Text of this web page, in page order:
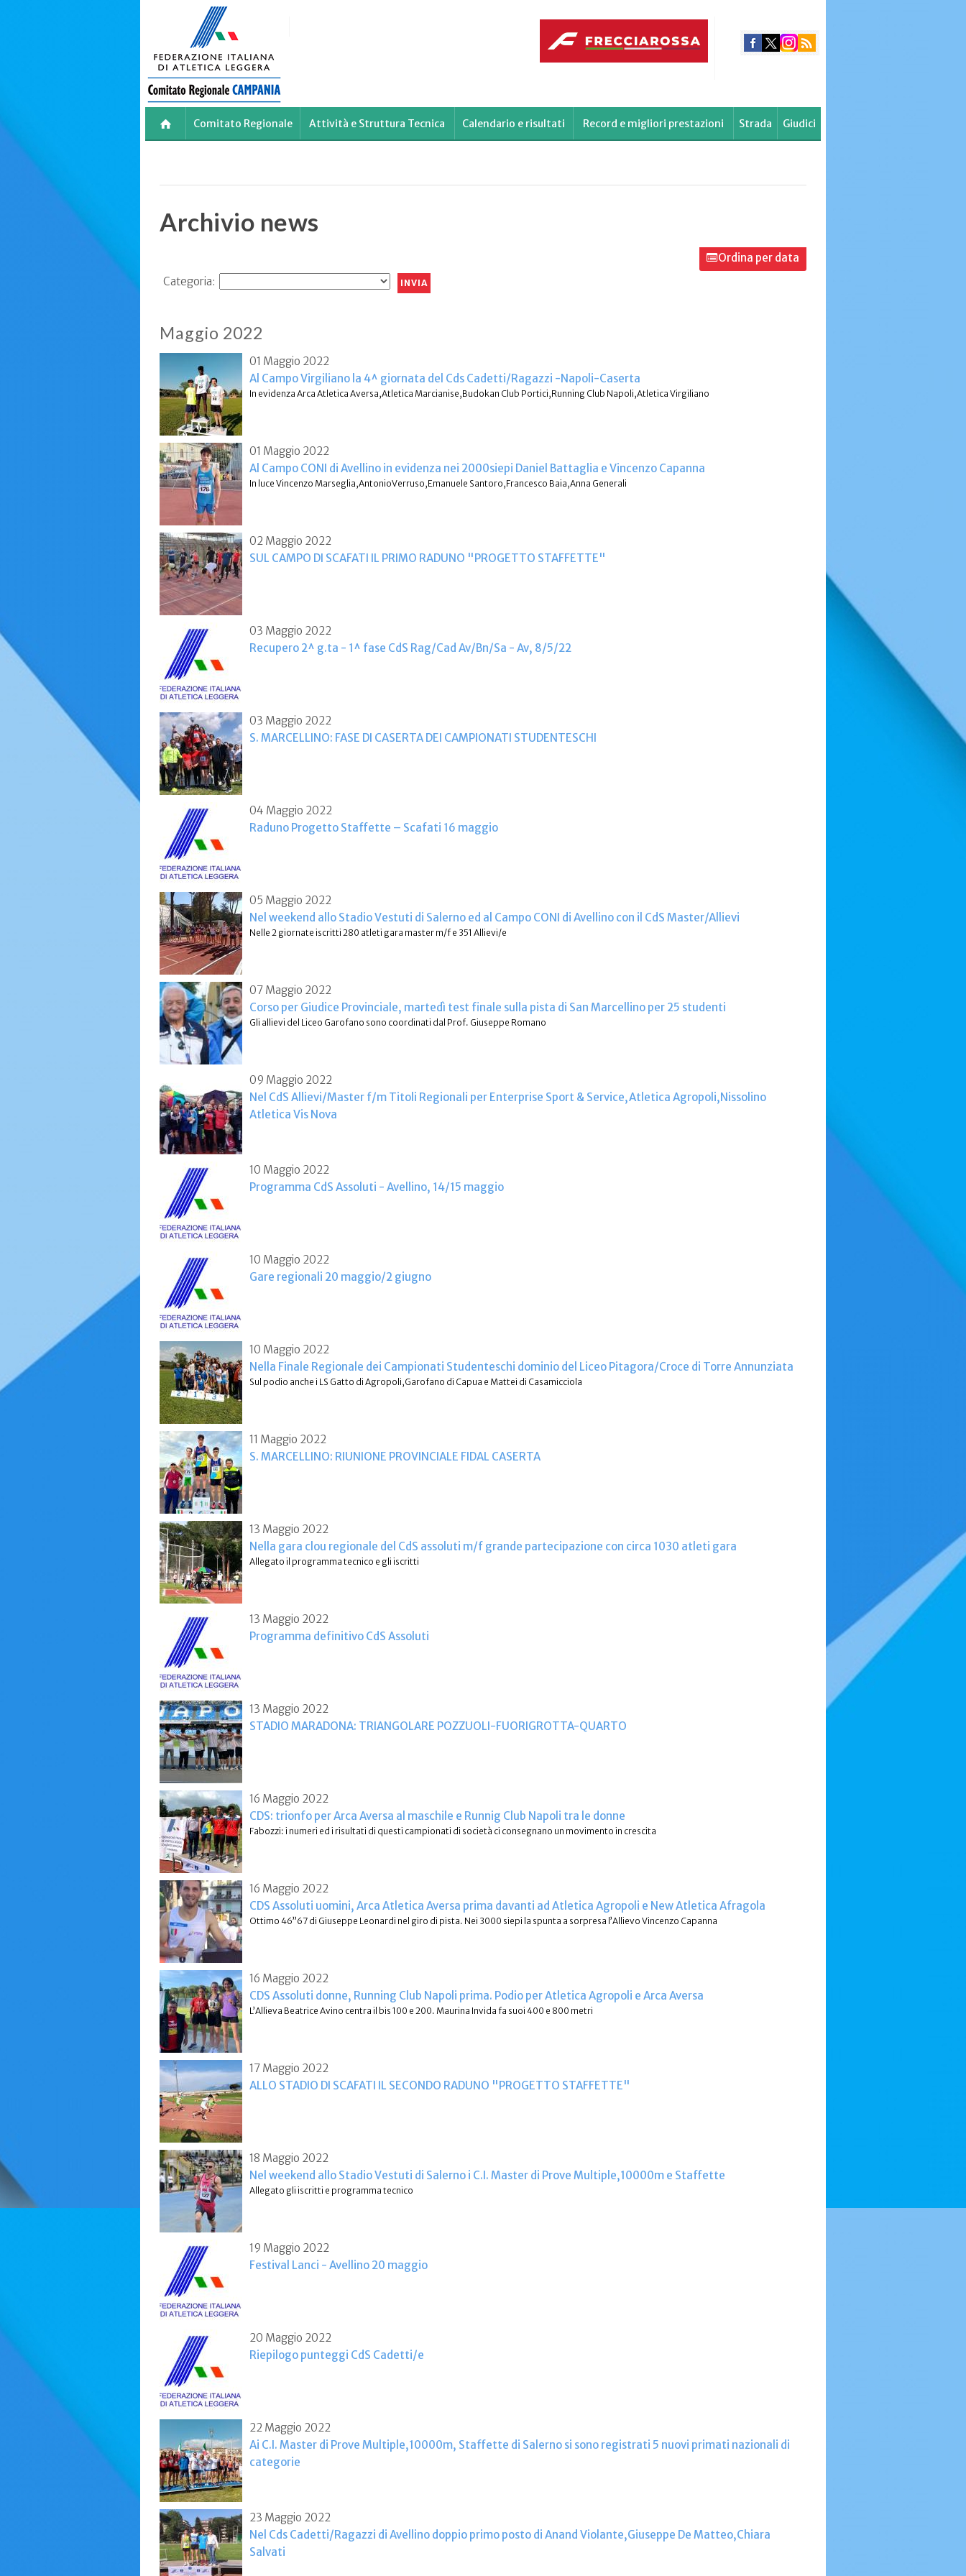
Comitato Regionale Attività e Struttura Tecnica Calendario e risultati Record e migliori prestazioni Strada Giudici
Archivio news
Ordina per data
Categoria:
Maggio 2022
01 Maggio 2022
Al Campo Virgiliano la 4^ giornata del Cds Cadetti/Ragazzi -Napoli-Caserta
In evidenza Arca Atletica Aversa,Atletica Marcianise,Budokan Club Portici,Running Club Napoli,Atletica Virgiliano
01 Maggio 2022
Al Campo CONI di Avellino in evidenza nei 2000siepi Daniel Battaglia e Vincenzo Capanna
In luce Vincenzo Marseglia,AntonioVerruso,Emanuele Santoro,Francesco Baia,Anna Generali
02 Maggio 2022
SUL CAMPO DI SCAFATI IL PRIMO RADUNO "PROGETTO STAFFETTE"
03 Maggio 2022
Recupero 2^ g.ta - 1^ fase CdS Rag/Cad Av/Bn/Sa - Av, 8/5/22
03 Maggio 2022
S. MARCELLINO: FASE DI CASERTA DEI CAMPIONATI STUDENTESCHI
04 Maggio 2022
Raduno Progetto Staffette – Scafati 16 maggio
05 Maggio 2022
Nel weekend allo Stadio Vestuti di Salerno ed al Campo CONI di Avellino con il CdS Master/Allievi
Nelle 2 giornate iscritti 280 atleti gara master m/f e 351 Allievi/e
07 Maggio 2022
Corso per Giudice Provinciale, martedì test finale sulla pista di San Marcellino per 25 studenti
Gli allievi del Liceo Garofano sono coordinati dal Prof. Giuseppe Romano
09 Maggio 2022
Nel CdS Allievi/Master f/m Titoli Regionali per Enterprise Sport & Service,Atletica Agropoli,Nissolino
Atletica Vis Nova
10 Maggio 2022
Programma CdS Assoluti - Avellino, 14/15 maggio
10 Maggio 2022
Gare regionali 20 maggio/2 giugno
10 Maggio 2022
Nella Finale Regionale dei Campionati Studenteschi dominio del Liceo Pitagora/Croce di Torre Annunziata
Sul podio anche i LS Gatto di Agropoli,Garofano di Capua e Mattei di Casamicciola
11 Maggio 2022
S. MARCELLINO: RIUNIONE PROVINCIALE FIDAL CASERTA
13 Maggio 2022
Nella gara clou regionale del CdS assoluti m/f grande partecipazione con circa 1030 atleti gara
Allegato il programma tecnico e gli iscritti
13 Maggio 2022
Programma definitivo CdS Assoluti
13 Maggio 2022
STADIO MARADONA: TRIANGOLARE POZZUOLI-FUORIGROTTA-QUARTO
16 Maggio 2022
CDS: trionfo per Arca Aversa al maschile e Runnig Club Napoli tra le donne
Fabozzi: i numeri ed i risultati di questi campionati di società ci consegnano un movimento in crescita
16 Maggio 2022
CDS Assoluti uomini, Arca Atletica Aversa prima davanti ad Atletica Agropoli e New Atletica Afragola
Ottimo 46”67 di Giuseppe Leonardi nel giro di pista. Nei 3000 siepi la spunta a sorpresa l’Allievo Vincenzo Capanna
16 Maggio 2022
CDS Assoluti donne, Running Club Napoli prima. Podio per Atletica Agropoli e Arca Aversa
L’Allieva Beatrice Avino centra il bis 100 e 200. Maurina Invida fa suoi 400 e 800 metri
17 Maggio 2022
ALLO STADIO DI SCAFATI IL SECONDO RADUNO "PROGETTO STAFFETTE"
18 Maggio 2022
Nel weekend allo Stadio Vestuti di Salerno i C.I. Master di Prove Multiple,10000m e Staffette
Allegato gli iscritti e programma tecnico
19 Maggio 2022
Festival Lanci - Avellino 20 maggio
20 Maggio 2022
Riepilogo punteggi CdS Cadetti/e
22 Maggio 2022
Ai C.I. Master di Prove Multiple,10000m, Staffette di Salerno si sono registrati 5 nuovi primati nazionali di
categorie
23 Maggio 2022
Nel Cds Cadetti/Ragazzi di Avellino doppio primo posto di Anand Violante,Giuseppe De Matteo,Chiara
Salvati